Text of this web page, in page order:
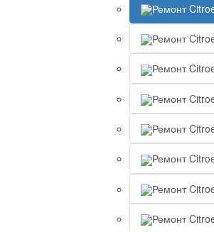
Ремонт
Ремонт
Ремонт
Ремонт
Ремонт
Ремонт
Ремонт
Ремонт